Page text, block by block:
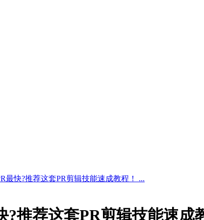
最快?推荐这套PR剪辑技能速成教程！ ...
?推荐这套PR剪辑技能速成